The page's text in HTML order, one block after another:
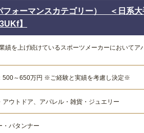
フォーマンスカテゴリー） ＜日系
】
績を上げ続けているスポーツメーカーにおいて
500～650万円 ※ご経験と実績を考慮し決定※
アウトドア、アパレル・雑貨・ジュエリー
・パタンナー